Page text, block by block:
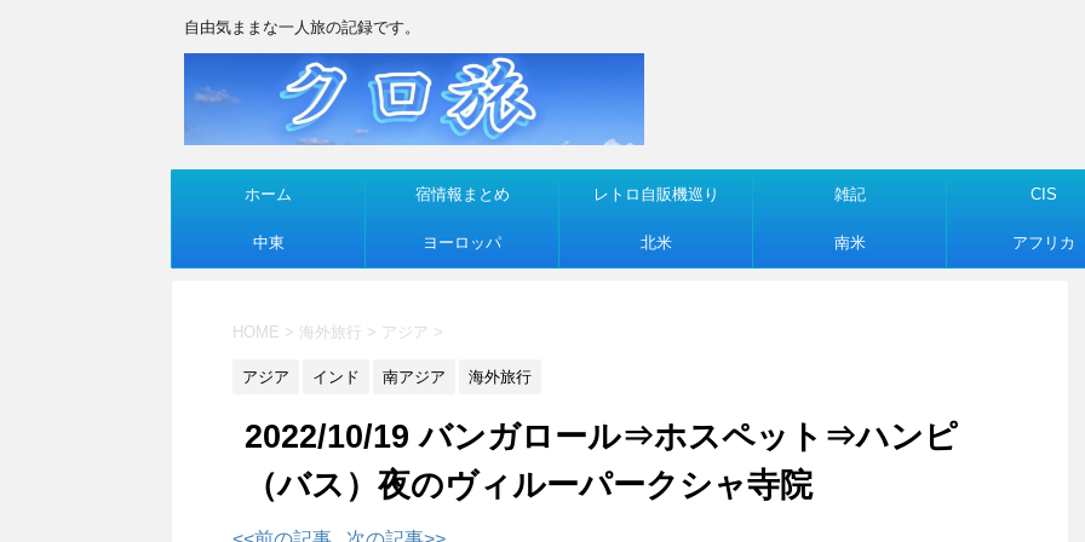
自由気ままな一人旅の記録です。
ホーム 宿情報まとめ レトロ自販機巡り 雑記 CIS
中東 ヨーロッパ 北米 南米 アフリカ
HOME > 海外旅行 > アジア >
アジア インド 南アジア 海外旅行
2022/10/19 バンガロール⇒ホスペット⇒ハンピ
（バス）夜のヴィルーパークシャ寺院